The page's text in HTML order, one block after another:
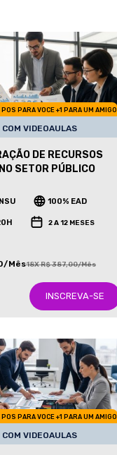
PARA VOCE +1 PARA UM AMIGO
COM VIDEOAULAS
DE RECURSOS
SETOR PÚBLICO
100% EAD
2 A 12 MESES
Mês18X R$ 387,00/Mês
INSCREVA-SE
PARA VOCE +1 PARA UM AMIGO
COM VIDEOAULAS